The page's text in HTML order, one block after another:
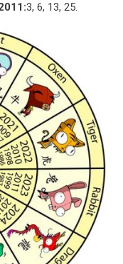
3, 6, 13, 25.